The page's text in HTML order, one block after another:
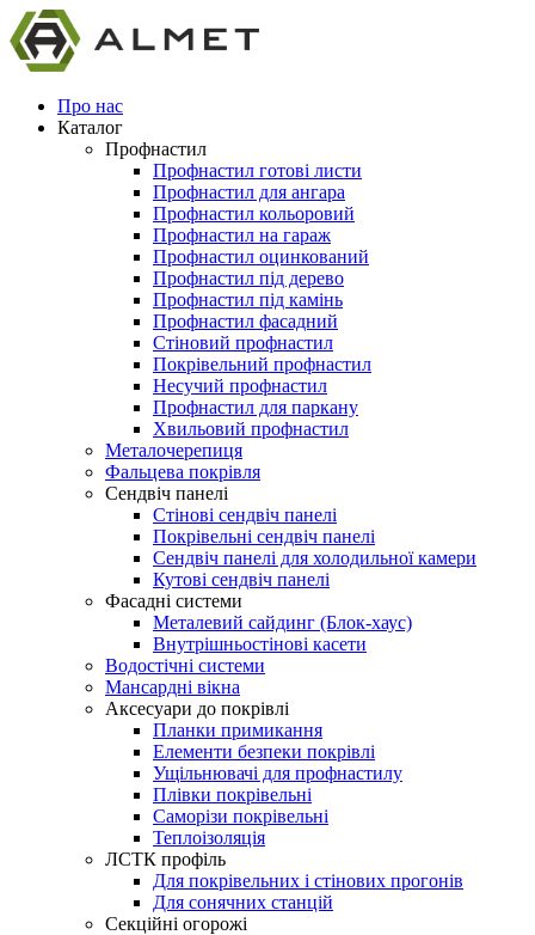
Про нас
Каталог
Профнастил
Профнастил готові листи
Профнастил для ангара
Профнастил кольоровий
Профнастил на гараж
Профнастил оцинкований
Профнастил під дерево
Профнастил під камінь
Профнастил фасадний
Стіновий профнастил
Покрівельний профнастил
Несучий профнастил
Профнастил для паркану
Хвильовий профнастил
Металочерепиця
Фальцева покрівля
Сендвіч панелі
Стінові сендвіч панелі
Покрівельні сендвіч панелі
Сендвіч панелі для холодильної камери
Кутові сендвіч панелі
Фасадні системи
Металевий сайдинг (Блок-хаус)
Внутрішньостінові касети
Водостічні системи
Мансардні вікна
Аксесуари до покрівлі
Планки примикання
Елементи безпеки покрівлі
Ущільнювачі для профнастилу
Плівки покрівельні
Саморізи покрівельні
Теплоізоляція
ЛСТК профіль
Для покрівельних і стінових прогонів
Для сонячних станцій
Секційні огорожі